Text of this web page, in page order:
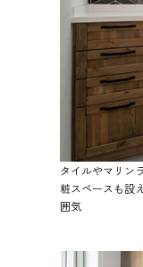
タイルやマリン
粧スペースも設
囲気